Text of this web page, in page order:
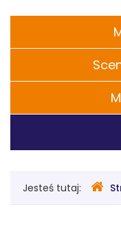
Chaplina
w
główne
Gdzie
jesteśmy
Jesteś tutaj: